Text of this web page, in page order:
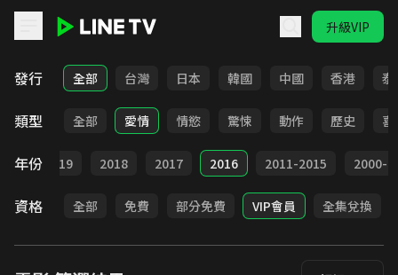
升級VIP
LINE TV - 電影
發行 全部 台灣 日本 韓國 中國 香港 泰
類型 全部 愛情 情慾 驚悚 動作 歷史 喜
年份 2019 2018 2017 2016 2011-2015 2000-
資格 全部 免費 部分免費 VIP會員 全集兌換